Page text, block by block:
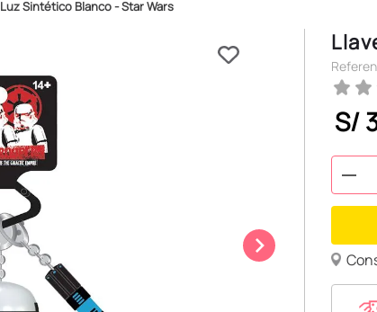
Sintético Blanco - Star Wars
S/